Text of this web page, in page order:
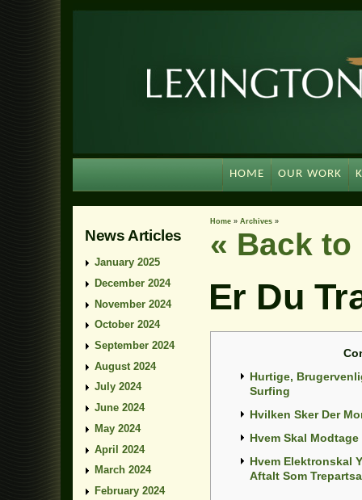
« Back to
Er Du
Hurtige,
Surfing
Hvilken Sker Der
Hvem Skal
Hvem Elektronskal
Aftalt Som
News Articles
January 2025
December 2024
November 2024
October 2024
September 2024
August 2024
July 2024
June 2024
May 2024
April 2024
March 2024
February 2024
Home » Archives »
HOME OUR WORK